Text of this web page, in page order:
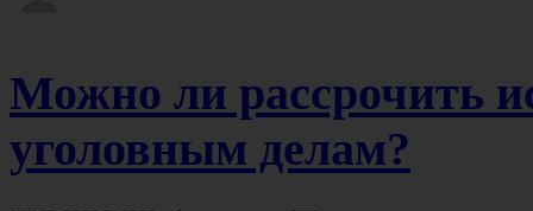
Можно ли рассрочить
уголовным делам?